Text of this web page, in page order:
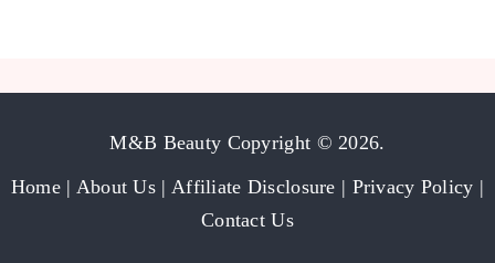
M&B Beauty Copyright © 2026.
Home | About Us | Affiliate Disclosure | Privacy Policy |
Contact Us